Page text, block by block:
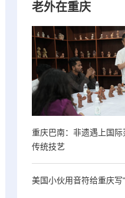
老外在重庆
重庆巴南：非遗遇上国
传统技艺
美国小伙用音符给重庆写